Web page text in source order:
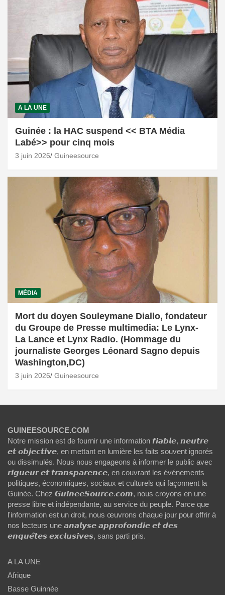
A LA UNE
Guinée : la HAC suspend << BTA Média
Labé>> pour cinq mois
3 juin 2026 Guineesource
MÉDIA
Mort du doyen Souleymane Diallo, fondateur
du Groupe de Presse multimedia: Le Lynx-
La Lance et Lynx Radio. (Hommage du
journaliste Georges Léonard Sagno depuis
Washington,DC)
3 juin 2026 Guineesource
GUINEESOURCE.COM
Notre mission est de fournir une information 𝙛𝙞𝙖𝙗𝙡𝙚, 𝙣𝙚𝙪𝙩𝙧𝙚
𝙚𝙩 𝙤𝙗𝙟𝙚𝙘𝙩𝙞𝙫𝙚, en mettant en lumière les faits souvent ignorés
ou dissimulés. Nous nous engageons à informer le public avec
𝙧𝙞𝙜𝙪𝙚𝙪𝙧 𝙚𝙩 𝙩𝙧𝙖𝙣𝙨𝙥𝙖𝙧𝙚𝙣𝙘𝙚, en couvrant les événements
politiques, économiques, sociaux et culturels qui façonnent la
Guinée. Chez 𝙂𝙪𝙞𝙣𝙚𝙚𝙎𝙤𝙪𝙧𝙘𝙚.𝙘𝙤𝙢, nous croyons en une
presse libre et indépendante, au service du peuple. Parce que
l'information est un droit, nous œuvrons chaque jour pour offrir à
nos lecteurs une 𝙖𝙣𝙖𝙡𝙮𝙨𝙚 𝙖𝙥𝙥𝙧𝙤𝙛𝙤𝙣𝙙𝙞𝙚 𝙚𝙩 𝙙𝙚𝙨
𝙚𝙣𝙦𝙪𝙚̂𝙩𝙚𝙨 𝙚𝙭𝙘𝙡𝙪𝙨𝙞𝙫𝙚𝙨, sans parti pris.
A LA UNE
Afrique
Basse Guinnée